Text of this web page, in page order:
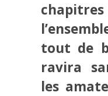
tout de
ravira
les